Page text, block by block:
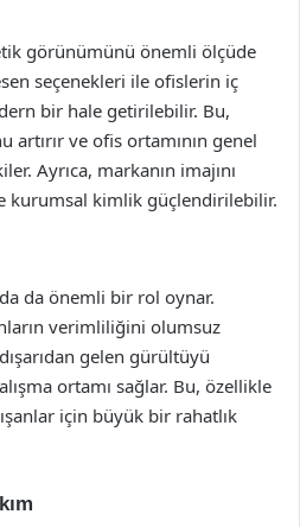
görünümünü önemli ölçüde
seçenekleri ile ofislerin iç
bir hale getirilebilir. Bu,
artırır ve ofis ortamının genel
Ayrıca, markanın imajını
kurumsal kimlik güçlendirilebilir.
da önemli bir rol oynar.
verimliliğini olumsuz
gelen gürültüyü
ortamı sağlar. Bu, özellikle
için büyük bir rahatlık